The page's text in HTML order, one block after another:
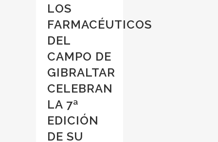
LOS
FARMACÉUTICOS
DEL
CAMPO DE
GIBRALTAR
CELEBRAN
LA 7ª
EDICIÓN
DE SU